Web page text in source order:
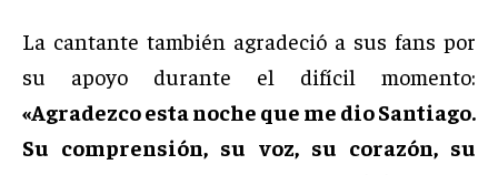
La cantante también agradeció a sus fans por
su apoyo durante el difícil momento:
«Agradezco esta noche que me dio Santiago.
Su comprensión, su voz, su corazón, su